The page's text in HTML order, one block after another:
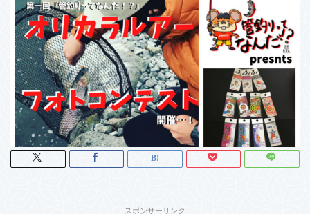
スポンサーリンク